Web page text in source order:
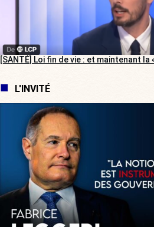
[SANTÉ] Loi fin de vie : et maintenant
L'INVITÉ